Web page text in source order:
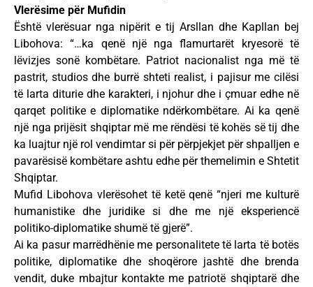
Vlerësime për Mufidin
Është vlerësuar nga nipërit e tij Arsllan dhe Kapllan bej
Libohova: “…ka qenë një nga flamurtarët kryesorë të
lëvizjes sonë kombëtare. Patriot nacionalist nga më të
pastrit, studios dhe burrë shteti realist, i pajisur me cilësi
të larta diturie dhe karakteri, i njohur dhe i çmuar edhe në
qarqet politike e diplomatike ndërkombëtare. Ai ka qenë
një nga prijësit shqiptar më me rëndësi të kohës së tij dhe
ka luajtur një rol vendimtar si për përpjekjet për shpalljen e
pavarësisë kombëtare ashtu edhe për themelimin e Shtetit
Shqiptar.
Mufid Libohova vlerësohet të ketë qenë “njeri me kulturë
humanistike dhe juridike si dhe me një eksperiencë
politiko-diplomatike shumë të gjerë”.
Ai ka pasur marrëdhënie me personalitete të larta të botës
politike, diplomatike dhe shoqërore jashtë dhe brenda
vendit, duke mbajtur kontakte me patriotë shqiptarë dhe